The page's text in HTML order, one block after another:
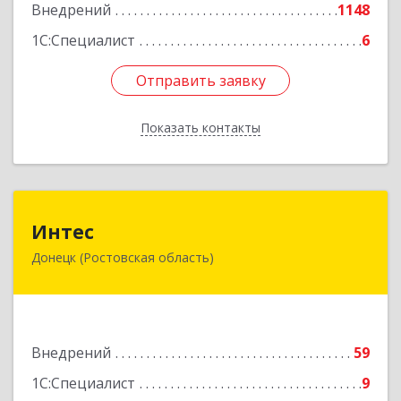
Внедрений
1148
1С:Специалист
6
Отправить заявку
Показать контакты
Отправить заявку
Назад
Интес
Донецк (Ростовская область)
Внедрений
59
1С:Специалист
9
346330, Ростовская обл, Донецк г, 60-й кв-л,